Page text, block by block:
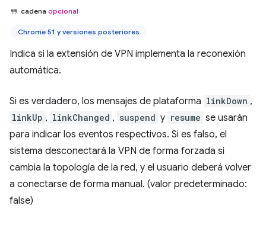
cadena opcional
Chrome 51 y versiones posteriores
Indica si la extensión de VPN implementa la reconexión
automática.
Si es verdadero, los mensajes de plataforma linkDown ,
linkUp , linkChanged , suspend y resume se usarán
para indicar los eventos respectivos. Si es falso, el
sistema desconectará la VPN de forma forzada si
cambia la topología de la red, y el usuario deberá volver
a conectarse de forma manual. (valor predeterminado:
false)